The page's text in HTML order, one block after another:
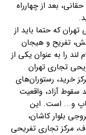
بعد از چهارراه
که حتما باید از
تفریح و هیجان
را به عنوان یکی از
تجاری تهران
خرید، رستوران‌های
سقوط آزاد، واقعیت
و... است. این
بلوار کاشان،
مرکز تجاری تفریحی